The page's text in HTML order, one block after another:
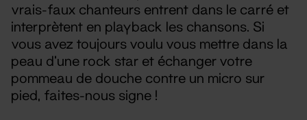
vrais-faux chanteurs entrent dans le carré et
interprètent en playback les chansons. Si
vous avez toujours voulu vous mettre dans la
peau d'une rock star et échanger votre
pommeau de douche contre un micro sur
pied, faites-nous signe !